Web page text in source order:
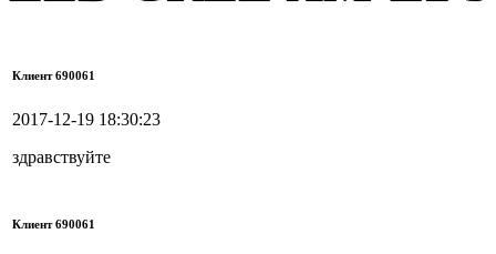
Клиент 690061
2017-12-19 18:30:23
здравствуйте
Клиент 690061